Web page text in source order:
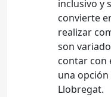
inclusivo y
convierte
realizar
son
contar con
una
Llobregat.